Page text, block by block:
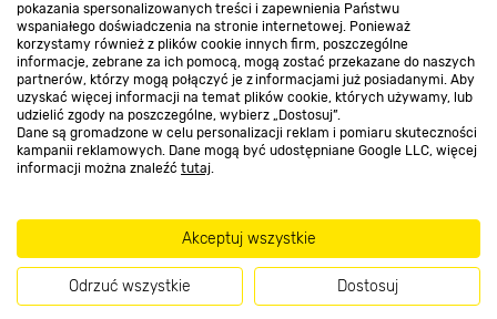
pokazania spersonalizowanych treści i zapewnienia Państwu
wspaniałego doświadczenia na stronie internetowej. Ponieważ
korzystamy również z plików cookie innych firm, poszczególne
informacje, zebrane za ich pomocą, mogą zostać przekazane do naszych
partnerów, którzy mogą połączyć je z informacjami już posiadanymi. Aby
uzyskać więcej informacji na temat plików cookie, których używamy, lub
udzielić zgody na poszczególne, wybierz „Dostosuj”.
Dane są gromadzone w celu personalizacji reklam i pomiaru skuteczności
kampanii reklamowych. Dane mogą być udostępniane Google LLC, więcej
informacji można znaleźć tutaj.
Akceptuj wszystkie
Odrzuć wszystkie Dostosuj
Strefa biznesu
Dołącz do nas
Metody płatności